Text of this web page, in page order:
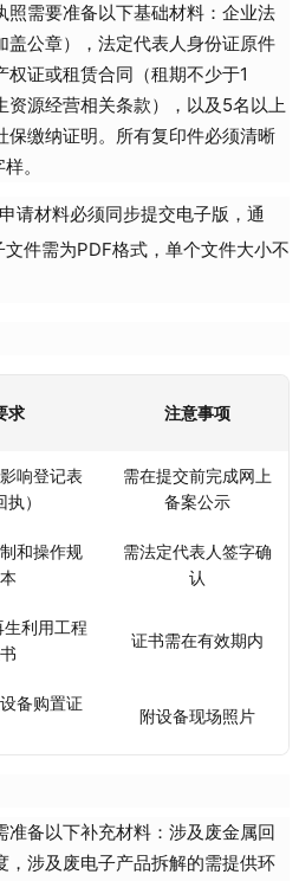
照需要准备以下基础材料：企业法
盖公章），法定代表人身份证原件
证或租赁合同（租期不少于1
资源经营相关条款），以及5名以上
保缴纳证明。所有复印件必须清晰
。
请材料必须同步提交电子版，通
件需为PDF格式，单个文件大小不
求 注意事项
响登记表
执）
需在提交前完成网上
备案公示
和操作规
需法定代表人签字确
认
利用工程
证书需在有效期内
备购置证
附设备现场照片
备以下补充材料：涉及废金属回
，涉及废电子产品拆解的需提供环